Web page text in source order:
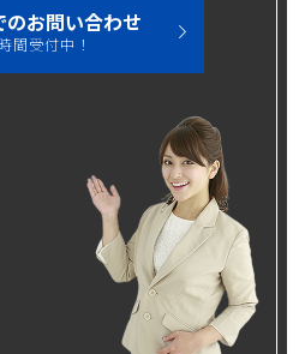
のお問い合わせ
間受付中！